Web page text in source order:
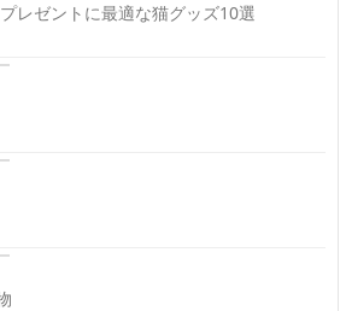
レゼントに最適な猫グッズ10選